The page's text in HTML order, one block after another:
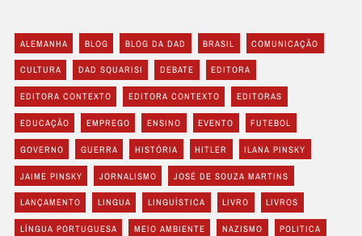
ALEMANHA BLOG BLOG DA DAD BRASIL COMUNICAÇÃO
CULTURA DAD SQUARISI DEBATE EDITORA
EDITORA CONTEXTO EDITORA CONTEXTO EDITORAS
EDUCAÇÃO EMPREGO ENSINO EVENTO FUTEBOL
GOVERNO GUERRA HISTÓRIA HITLER ILANA PINSKY
JAIME PINSKY JORNALISMO JOSÉ DE SOUZA MARTINS
LANÇAMENTO LINGUA LINGUÍSTICA LIVRO LIVROS
LÍNGUA PORTUGUESA MEIO AMBIENTE NAZISMO POLITICA